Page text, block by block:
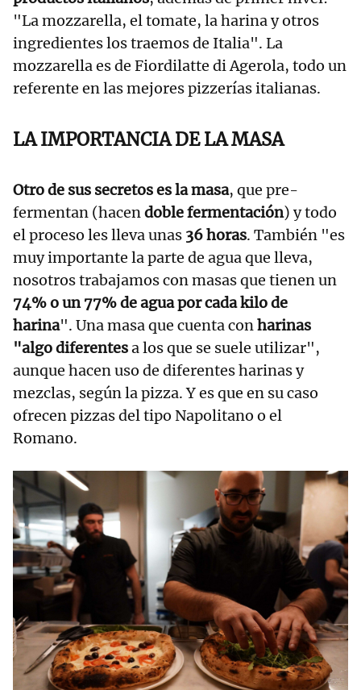
"La mozzarella, el tomate, la harina y otros
ingredientes los traemos de Italia". La
mozzarella es de Fiordilatte di Agerola, todo un
referente en las mejores pizzerías italianas.
LA IMPORTANCIA DE LA MASA
Otro de sus secretos es la masa, que pre-
fermentan (hacendoble fermentación) y todo
el proceso les lleva unas 36 horas. También "es
muy importante la parte de agua que lleva,
nosotros trabajamos con masas que tienen un
74% o un 77% de agua por cada kilo de
harina". Una masa que cuenta conharinas
"algo diferentesa los que se suele utilizar",
aunque hacen uso de diferentes harinas y
mezclas, según la pizza. Y es que en su caso
ofrecen pizzas del tipo Napolitano o el
Romano.